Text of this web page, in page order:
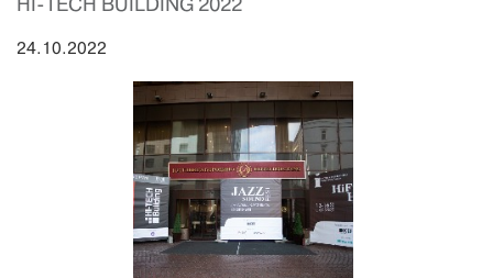
HI-TECH BUILDING 2022
24.10.2022